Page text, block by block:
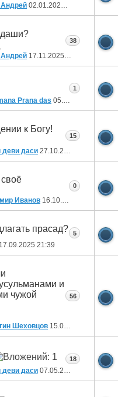
02.01.2026
17.11.2025 18:07
38
Prana das 05.11.2025 18:45
1
к Богу!
деви даси 27.10.2025
15
Иванов 16.10.2025
0
прасад?
17.09.2025 21:39
5
и
чужой
Шеховцов 15.06.2025
56
деви даси 07.05.2025
18